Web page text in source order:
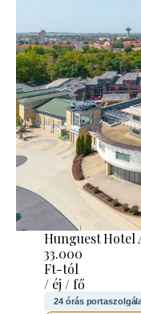
Hunguest Hotel
33.000
Ft-tól
/ éj / fő
24 órás